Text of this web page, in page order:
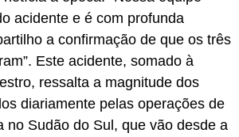
acidente e é com profunda
a confirmação de que os três
Este acidente, somado à
ressalta a magnitude dos
diariamente pelas operações de
no Sudão do Sul, que vão desde a